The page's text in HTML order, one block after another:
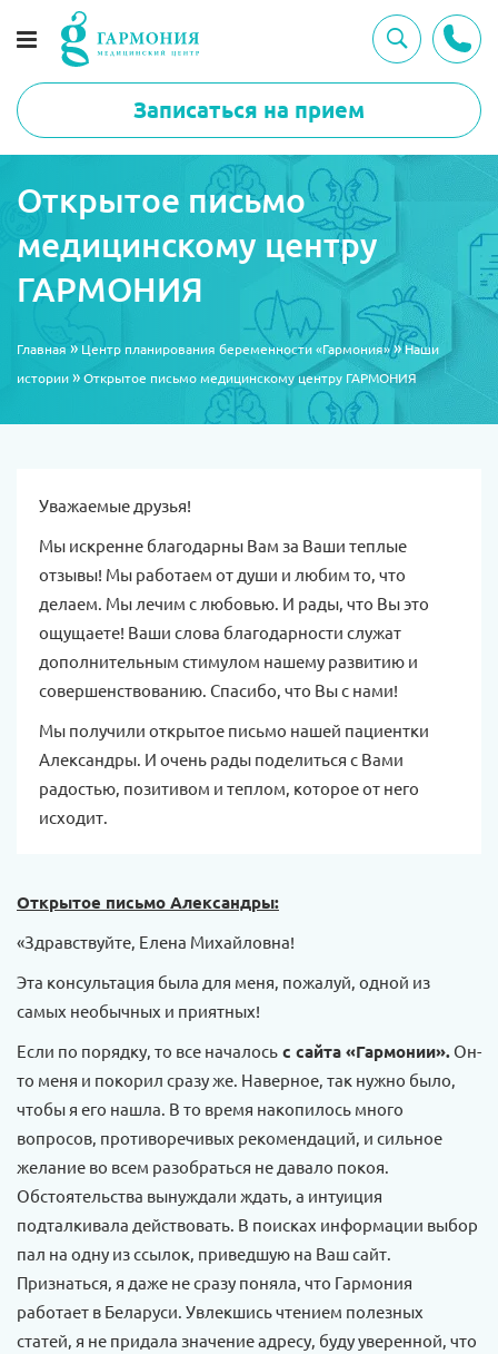
Записаться на прием
Открытое письмо
медицинскому центру
ГАРМОНИЯ
Главная » Центр планирования беременности «Гармония»»Наши
истории»Открытое письмо медицинскому центру ГАРМОНИЯ
Уважаемые друзья!
Мы искренне благодарны Вам за Ваши теплые
отзывы! Мы работаем от души и любим то, что
делаем. Мы лечим с любовью. И рады, что Вы это
ощущаете! Ваши слова благодарности служат
дополнительным стимулом нашему развитию и
совершенствованию. Спасибо, что Вы с нами!
Мы получили открытое письмо нашей пациентки
Александры. И очень рады поделиться с Вами
радостью, позитивом и теплом, которое от него
исходит.
Открытое письмо Александры:
«Здравствуйте, Елена Михайловна!
Эта консультация была для меня, пожалуй, одной из
самых необычных и приятных!
Если по порядку, то все началось с сайта «Гармонии». Он-
то меня и покорил сразу же. Наверное, так нужно было,
чтобы я его нашла. В то время накопилось много
вопросов, противоречивых рекомендаций, и сильное
желание во всем разобраться не давало покоя.
Обстоятельства вынуждали ждать, а интуиция
подталкивала действовать. В поисках информации выбор
пал на одну из ссылок, приведшую на Ваш сайт.
Признаться, я даже не сразу поняла, что Гармония
работает в Беларуси. Увлекшись чтением полезных
статей, я не придала значение адресу, буду уверенной, что